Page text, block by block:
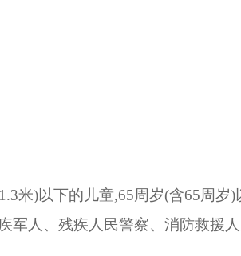
1.3米)以下的儿童,65周岁(含65周岁)
军人、残疾人民警察、消防救援